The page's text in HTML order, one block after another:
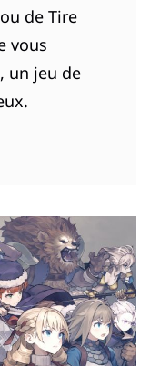
de Tire
vous
un jeu de